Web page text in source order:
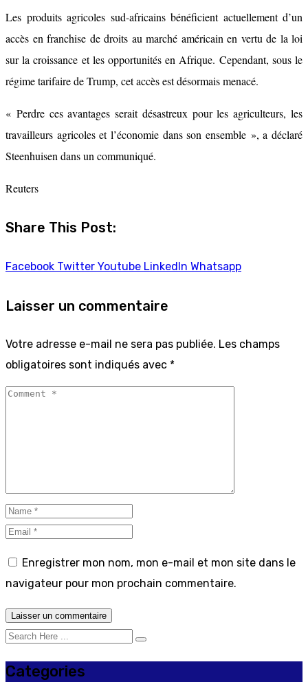
Les produits agricoles sud-africains bénéficient actuellement d’un
accès en franchise de droits au marché américain en vertu de la loi
sur la croissance et les opportunités en Afrique. Cependant, sous le
régime tarifaire de Trump, cet accès est désormais menacé.
« Perdre ces avantages serait désastreux pour les agriculteurs, les
travailleurs agricoles et l’économie dans son ensemble », a déclaré
Steenhuisen dans un communiqué.
Reuters
Share This Post:
Facebook Twitter Youtube LinkedIn Whatsapp
Laisser un commentaire
Votre adresse e-mail ne sera pas publiée. Les champs
obligatoires sont indiqués avec *
Enregistrer mon nom, mon e-mail et mon site dans le
navigateur pour mon prochain commentaire.
Categories